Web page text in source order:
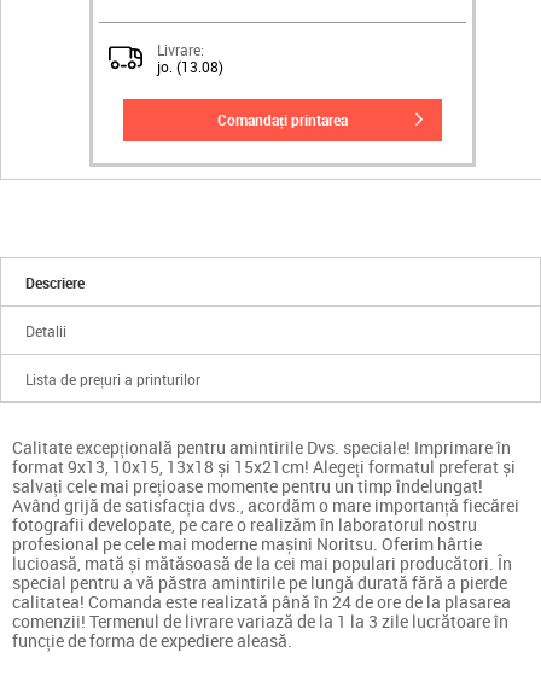
Livrare:
jo. (13.08)
comandați printarea
Descriere
Detalii
Lista de prețuri a printurilor
Calitate excepțională pentru amintirile Dvs. speciale! Imprimare în
format 9x13, 10x15, 13x18 și 15x21cm! Alegeți formatul preferat și
salvați cele mai prețioase momente pentru un timp îndelungat!
Având grijă de satisfacția dvs., acordăm o mare importanță fiecărei
fotografii developate, pe care o realizăm în laboratorul nostru
profesional pe cele mai moderne mașini Noritsu. Oferim hârtie
lucioasă, mată și mătăsoasă de la cei mai populari producători. În
special pentru a vă păstra amintirile pe lungă durată fără a pierde
calitatea! Comanda este realizată până în 24 de ore de la plasarea
comenzii! Termenul de livrare variază de la 1 la 3 zile lucrătoare în
funcție de forma de expediere aleasă.